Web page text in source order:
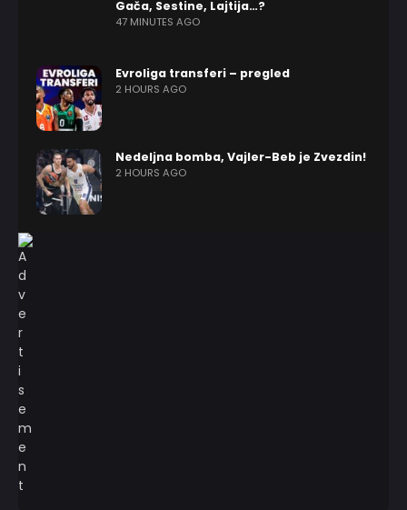
Gača, Sestine, Lajtija…?
47 MINUTES AGO
Evroliga transferi – pregled
2 HOURS AGO
Nedeljna bomba, Vajler-Beb je Zvezdin!
2 HOURS AGO